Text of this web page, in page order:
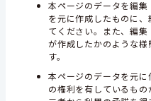
本ページのデータを編
を元に作成したものに
てください。また、編
が作成したかのような
す。
本ページのデータを元
の権利を有しているも